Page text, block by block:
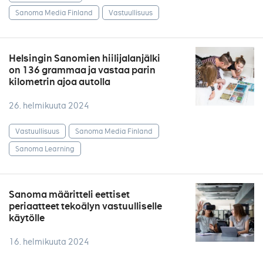
Sanoma Media Finland
Vastuullisuus
Helsingin Sanomien hiilijalanjälki
on 136 grammaa ja vastaa parin
kilometrin ajoa autolla
26. helmikuuta 2024
Vastuullisuus
Sanoma Media Finland
Sanoma Learning
Sanoma määritteli eettiset
periaatteet tekoälyn vastuulliselle
käytölle
16. helmikuuta 2024